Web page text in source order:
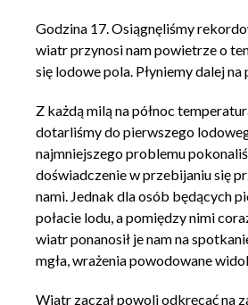
Godzina 17. Osiągnęliśmy
wiatr przynosi nam powietrze o
się lodowe pola. Płyniemy dalej na
Z każdą milą na północ
dotarliśmy do pierwszego
najmniejszego problemu
doświadczenie w przebijaniu się
nami. Jednak dla osób będących
połacie lodu, a pomiędzy nimi
wiatr ponanosił je nam na
mgła, wrażenia powodowane
Wiatr zaczął powoli odkręcać na